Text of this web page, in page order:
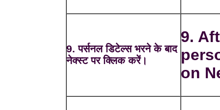
9. पर्सनल डिटेल्स भरने के बाद
नेक्स्ट पर क्लिक करें।
9.
on